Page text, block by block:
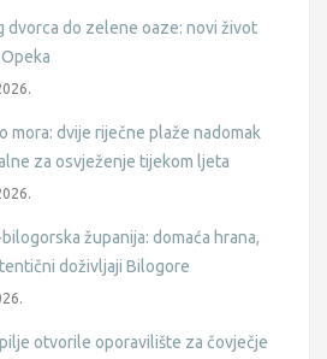
dvorca do zelene oaze: novi život
mora: dvije riječne plaže nadomak
za osvježenje tijekom ljeta
županija: domaća hrana,
doživljaji Bilogore
otvorile oporavilište za čovječje